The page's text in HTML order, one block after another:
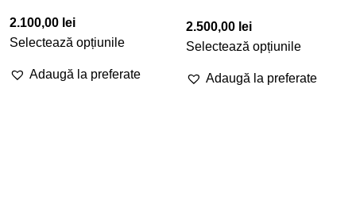
2.100,00 lei
Selectează opțiunile
Adaugă la preferate
2.500,00 lei
Selectează opțiunile
Adaugă la preferate